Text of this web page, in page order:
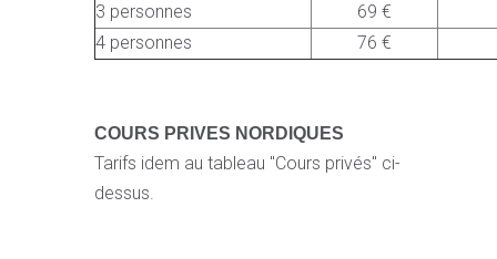
3 personnes
69 €
4 personnes
76 €
COURS PRIVES NORDIQUES
Tarifs idem au tableau "Cours privés" ci-
dessus.